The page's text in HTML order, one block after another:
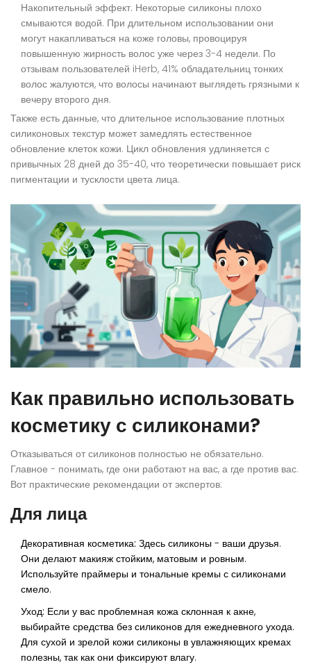
Накопительный эффект. Некоторые силиконы плохо
смываются водой. При длительном использовании они
могут накапливаться на коже головы, провоцируя
повышенную жирность волос уже через 3-4 недели. По
отзывам пользователей iHerb, 41% обладательниц тонких
волос жалуются, что волосы начинают выглядеть грязными к
вечеру второго дня.
Также есть данные, что длительное использование плотных
силиконовых текстур может замедлять естественное
обновление клеток кожи. Цикл обновления удлиняется с
привычных 28 дней до 35-40, что теоретически повышает риск
пигментации и тусклости цвета лица.
Как правильно использовать
косметику с силиконами?
Отказываться от силиконов полностью не обязательно.
Главное - понимать, где они работают на вас, а где против вас.
Вот практические рекомендации от экспертов:
Для лица
Декоративная косметика: Здесь силиконы - ваши друзья.
Они делают макияж стойким, матовым и ровным.
Используйте праймеры и тональные кремы с силиконами
смело.
Уход: Если у вас проблемная кожа склонная к акне,
выбирайте средства без силиконов для ежедневного ухода.
Для сухой и зрелой кожи силиконы в увлажняющих кремах
полезны, так как они фиксируют влагу.